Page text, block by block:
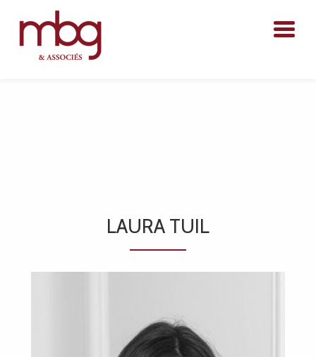
DOMAINES D’ACTIVITÉ
LAURA TUIL